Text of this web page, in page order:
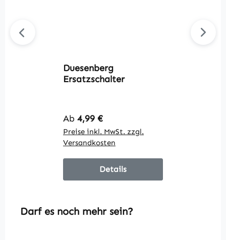
Duesenberg
Ersatzschalter
Regulärer Preis:
Ab 4,99 €
Preise inkl. MwSt. zzgl.
Versandkosten
Details
Produktgalerie überspringen
Darf es noch mehr sein?